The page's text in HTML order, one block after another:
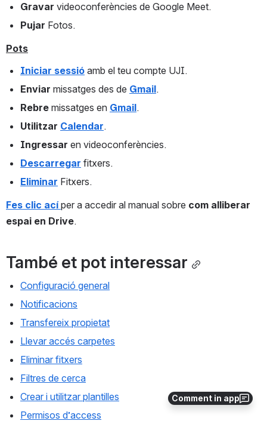
Comment in app
Gravar videoconferències de Google Meet.
Pujar Fotos.
Pots
Iniciar sessió amb el teu compte UJI.
Enviar missatges des de Gmail.
Rebre missatges en Gmail.
Utilitzar Calendar.
Ingressar en videoconferències.
Descarregar fitxers.
Eliminar Fitxers.
Fes clic ací per a accedir al manual sobre com alliberar
espai en Drive.
També et pot interessar
Configuració general
Notificacions
Transfereix propietat
Llevar accés carpetes
Eliminar fitxers
Filtres de cerca
Crear i utilitzar plantilles
Permisos d’access